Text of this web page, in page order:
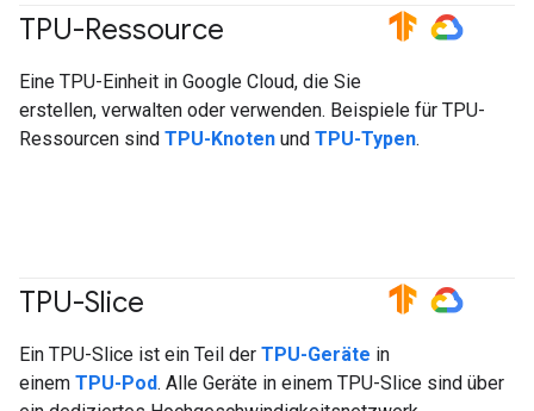
TPU-Ressource #TensorFlow #GoogleCloud
Eine TPU-Einheit in Google Cloud, die Sie
erstellen, verwalten oder verwenden. Beispiele für TPU-
Ressourcen sind TPU-Knoten und TPU-Typen.
TPU-Slice #TensorFlow #GoogleCloud
Ein TPU-Slice ist ein Teil der TPU-Geräte in
einem TPU-Pod. Alle Geräte in einem TPU-Slice sind über